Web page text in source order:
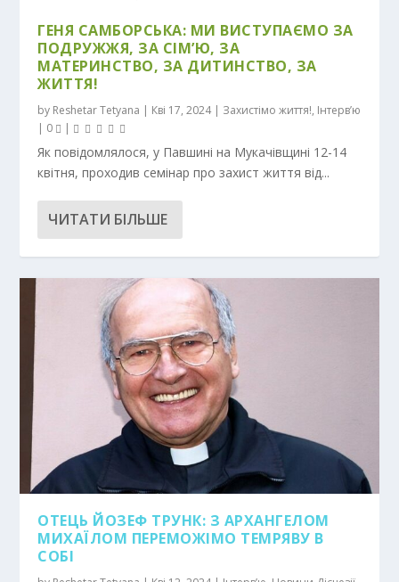
ГЕНЯ САМБОРСЬКА: МИ ВИСТУПАЄМО ЗА
ПОДРУЖЖЯ, ЗА СІМ’Ю, ЗА
МАТЕРИНСТВО, ЗА ДИТИНСТВО, ЗА
ЖИТТЯ!
by Reshetar Tetyana | Кві 17, 2024| Захистімо життя!, Інтерв’ю
| 0 |
Як повідомлялося, у Павшині на Мукачівщині 12-14
квітня, проходив семінар про захист життя від...
ЧИТАТИ БІЛЬШЕ
ОТЕЦЬ ЙОЗЕФ ТРУНК: З АРХАНГЕЛОМ
МИХАЇЛОМ ПЕРЕМОЖІМО ТЕМРЯВУ В
СОБІ